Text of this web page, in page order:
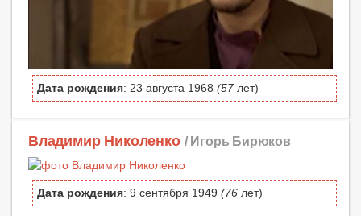
Дата рождения: 23 августа 1968 (57лет)
Владимир Николенко / Игорь Бирюков
Дата рождения: 9 сентября 1949 (76 лет)